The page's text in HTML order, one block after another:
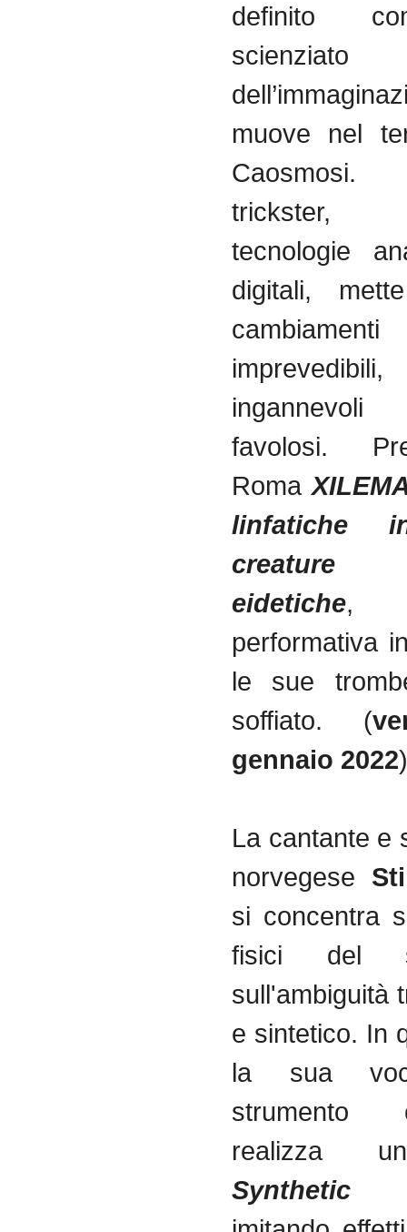
definito
scienziato
muove nel
Caosmosi.
trickster,
tecnologie
digitali,
cambiamenti
favolosi.
Roma
linfatiche
eidetiche,
performativa
le sue
soffiato. (
gennaio 2022
La cantante e
norvegese
si concentra
fisici del
sull'ambiguità
e sintetico. In
la sua
realizza